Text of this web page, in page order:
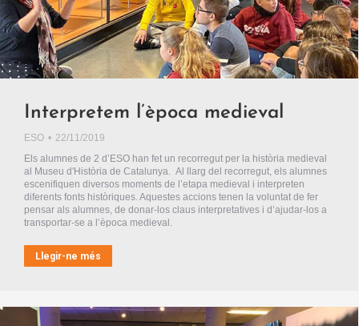
Interpretem l’època medieval
ESO
22/11/2019
Els alumnes de 2 d’ESO han fet un recorregut per la història medieval
al Museu d'Història de Catalunya. Al llarg del recorregut, els alumnes
escenifiquen diversos moments de l’etapa medieval i interpreten
diferents fonts històriques. Aquestes accions tenen la voluntat de fer
pensar als alumnes, de donar-los claus interpretatives i d’ajudar-los a
transportar-se a l’època medieval.
Llegir-ne més